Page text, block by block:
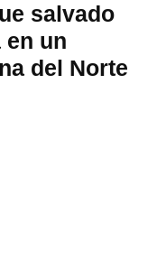
salvado
en un
del Norte